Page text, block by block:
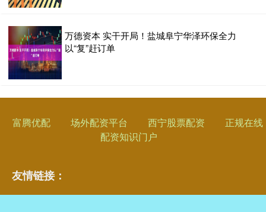
万德资本 实干开局！盐城阜宁华泽环保全力
以“复”赶订单
富腾优配 场外配资平台 西宁股票配资
正规在线
配资知识门户
友情链接：